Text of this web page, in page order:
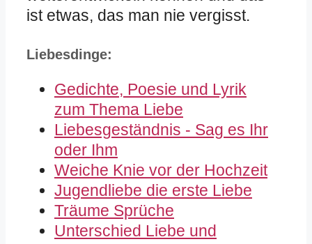
ist etwas, das man nie vergisst.
Liebesdinge:
Gedichte, Poesie und Lyrik
zum Thema Liebe
Liebesgeständnis - Sag es Ihr
oder Ihm
Weiche Knie vor der Hochzeit
Jugendliebe die erste Liebe
Träume Sprüche
Unterschied Liebe und